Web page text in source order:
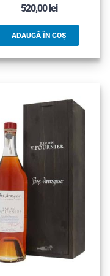
520,00lei
ADAUGĂ ÎN COȘ